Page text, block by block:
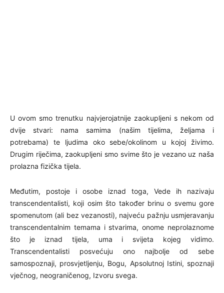
U ovom smo trenutku najvjerojatnije zaokupljeni s nekom od
dvije stvari: nama samima (našim tijelima, željama i
potrebama) te ljudima oko sebe/okolinom u kojoj živimo.
Drugim riječima, zaokupljeni smo svime što je vezano uz naša
prolazna fizička tijela.
Međutim, postoje i osobe iznad toga, Vede ih nazivaju
transcendentalisti, koji osim što također brinu o svemu gore
spomenutom (ali bez vezanosti), najveću pažnju usmjeravanju
transcendentalnim temama i stvarima, onome neprolaznome
što je iznad tijela, uma i svijeta kojeg vidimo.
Transcendentalisti posvećuju ono najbolje od sebe
samospoznaji, prosvjetljenju, Bogu, Apsolutnoj Istini, spoznaji
vječnog, neograničenog, Izvoru svega.